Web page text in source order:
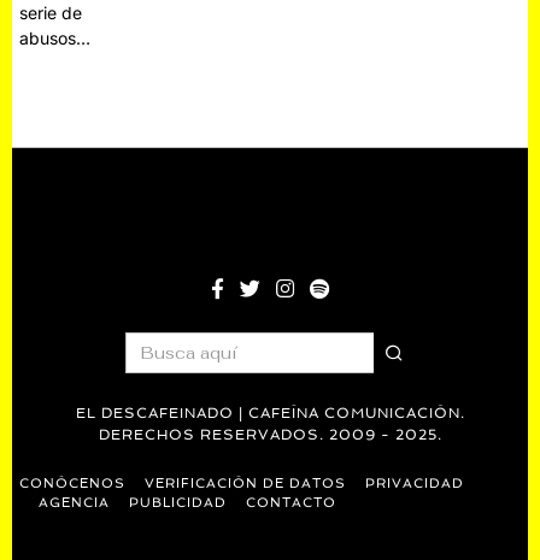
serie de
abusos…
EL DESCAFEINADO | CAFEÍNA COMUNICACIÓN.
DERECHOS RESERVADOS. 2009 - 2025.
CONÓCENOS VERIFICACIÓN DE DATOS
PRIVACIDAD
AGENCIA
PUBLICIDAD CONTACTO